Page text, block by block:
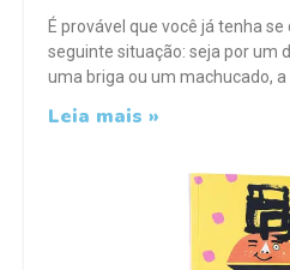
É provável que você já tenha
seguinte situação: seja por um
uma briga ou um machucado, a
Leia mais »